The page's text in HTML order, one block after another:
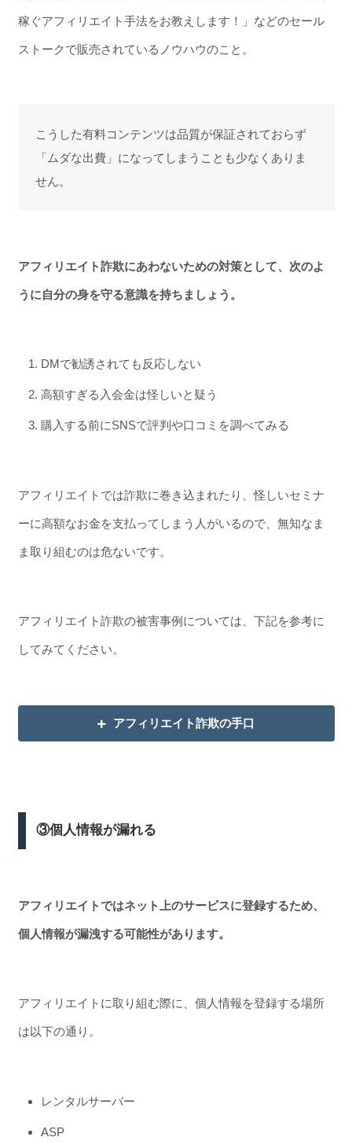
稼ぐアフィリエイト手法をお教えします！」などのセール
ストークで販売されているノウハウのこと。
こうした有料コンテンツは品質が保証されておらず
「ムダな出費」になってしまうことも少なくありま
せん。
アフィリエイト詐欺にあわないための対策として、次のよ
うに自分の身を守る意識を持ちましょう。
DMで勧誘されても反応しない
高額すぎる入会金は怪しいと疑う
購入する前にSNSで評判や口コミを調べてみる
アフィリエイトでは詐欺に巻き込まれたり、怪しいセミナ
ーに高額なお金を支払ってしまう人がいるので、無知なま
ま取り組むのは危ないです。
アフィリエイト詐欺の被害事例については、下記を参考に
してみてください。
アフィリエイト詐欺の手口
③個人情報が漏れる
アフィリエイトではネット上のサービスに登録するため、
個人情報が漏洩する可能性があります。
アフィリエイトに取り組む際に、個人情報を登録する場所
は以下の通り。
レンタルサーバー
ASP